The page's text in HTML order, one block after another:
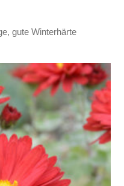
gute Winterhärte